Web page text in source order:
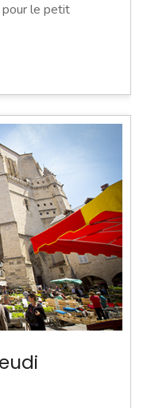
pour le petit